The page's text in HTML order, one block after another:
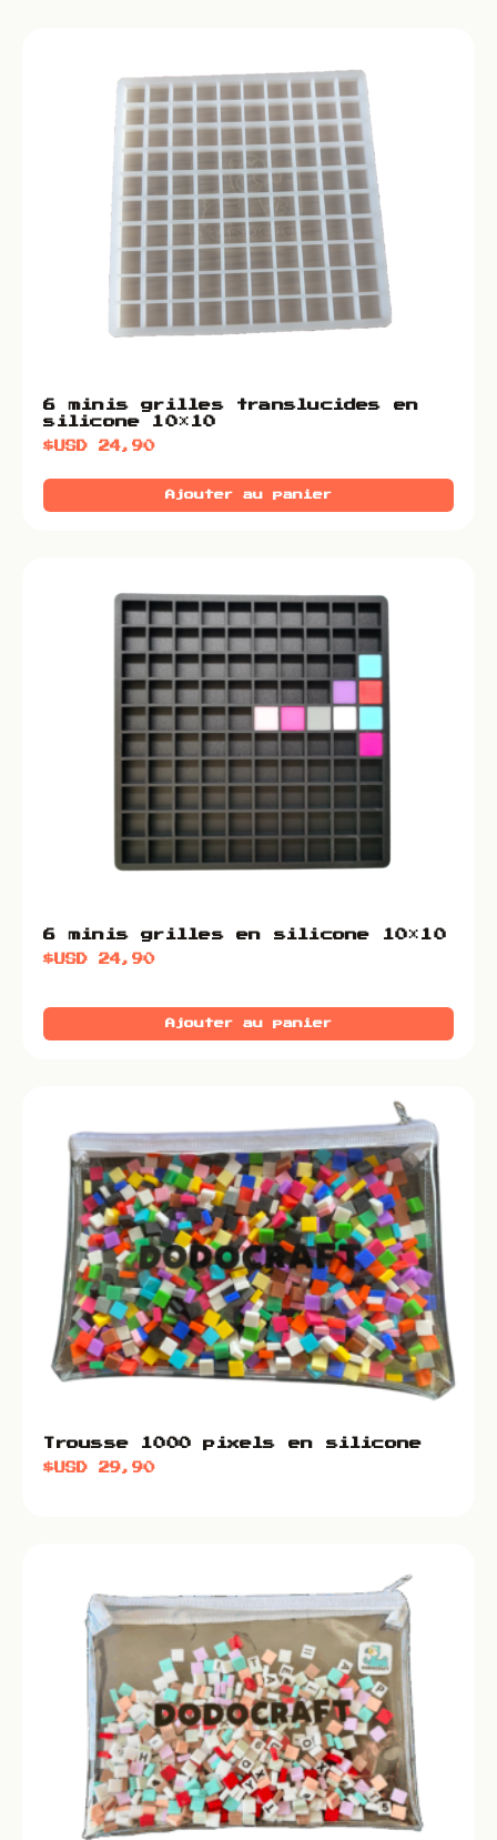
6 minis grilles translucides en
silicone 10×10
$USD24,90
Ajouter au panier
6 minis grilles en silicone 10×10
$USD24,90
Ajouter au panier
Trousse 1000 pixels en silicone
$USD29,90